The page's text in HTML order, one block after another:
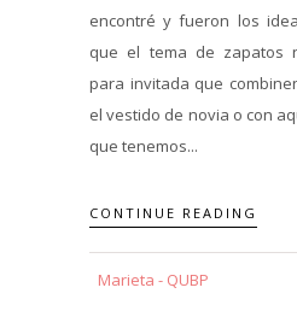
encontré y fueron los
que el tema de zapatos
para invitada que
el vestido de novia o con
que tenemos...
CONTINUE READING
Marieta - QUBP